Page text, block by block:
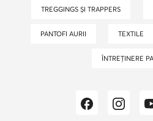
TREGGINGS ȘI TRAPPERS
PANTOFI AURII TEXTILE
ÎNTREȚINERE